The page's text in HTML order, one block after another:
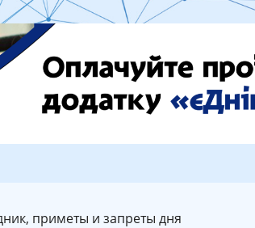
приметы и запреты дня